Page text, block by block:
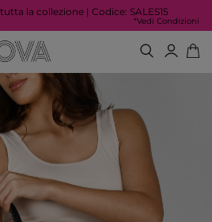
tutta la collezione | Codice: SALES15
*Vedi Condizioni